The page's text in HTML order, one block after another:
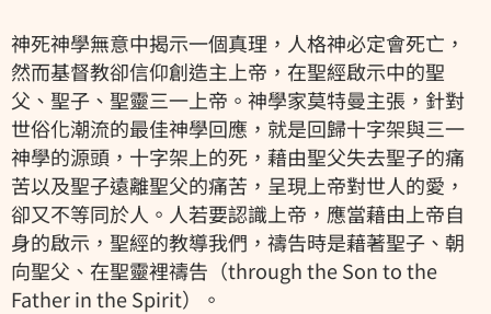
神死神學無意中揭示一個真理，人格神必定會死亡，
然而基督教卻信仰創造主上帝，在聖經啟示中的聖
父、聖子、聖靈三一上帝。神學家莫特曼主張，針對
世俗化潮流的最佳神學回應，就是回歸十字架與三一
神學的源頭，十字架上的死，藉由聖父失去聖子的痛
苦以及聖子遠離聖父的痛苦，呈現上帝對世人的愛，
卻又不等同於人。人若要認識上帝，應當藉由上帝自
身的啟示，聖經的教導我們，禱告時是藉著聖子、朝
向聖父、在聖靈裡禱告（through the Son to the
Father in the Spirit）。